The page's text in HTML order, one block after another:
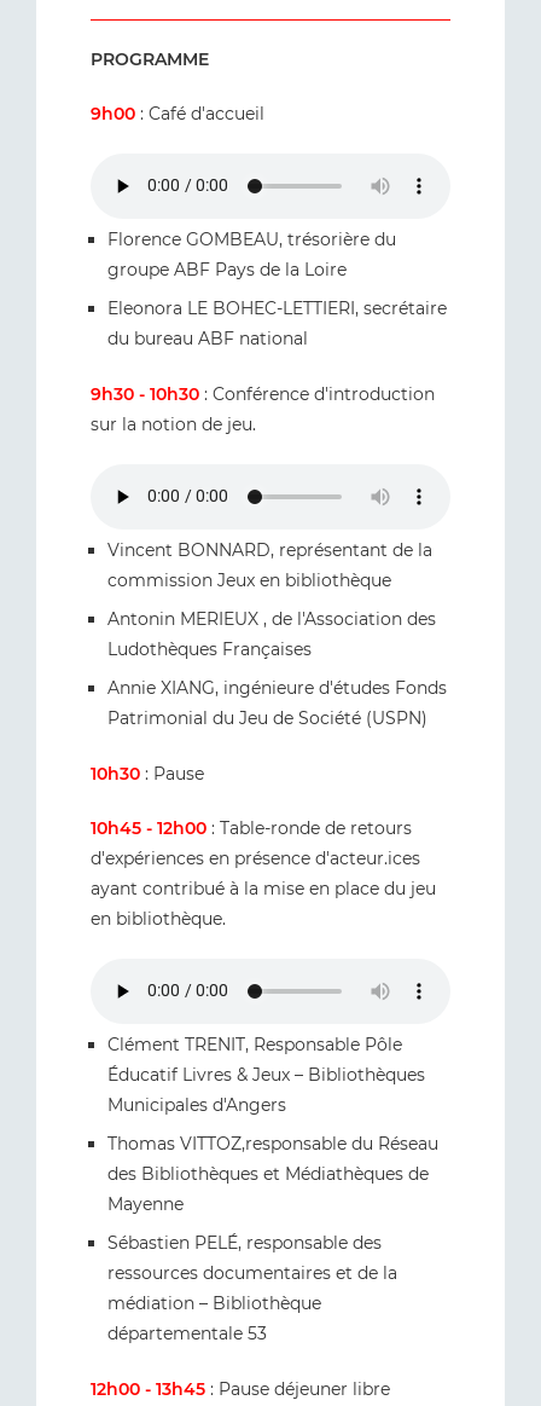
PROGRAMME
9h00 : Café d'accueil
Florence GOMBEAU, trésorière du
groupe ABF Pays de la Loire
Eleonora LE BOHEC-LETTIERI, secrétaire
du bureau ABF national
9h30 - 10h30 : Conférence d'introduction
sur la notion de jeu.
Vincent BONNARD, représentant de la
commission Jeux en bibliothèque
Antonin MERIEUX , de l'Association des
Ludothèques Françaises
Annie XIANG, ingénieure d'études Fonds
Patrimonial du Jeu de Société (USPN)
10h30 : Pause
10h45 - 12h00 : Table-ronde de retours
d'expériences en présence d'acteur.ices
ayant contribué à la mise en place du jeu
en bibliothèque.
Clément TRENIT, Responsable Pôle
Éducatif Livres & Jeux – Bibliothèques
Municipales d'Angers
Thomas VITTOZ,responsable du Réseau
des Bibliothèques et Médiathèques de
Mayenne
Sébastien PELÉ, responsable des
ressources documentaires et de la
médiation – Bibliothèque
départementale 53
12h00 - 13h45 : Pause déjeuner libre